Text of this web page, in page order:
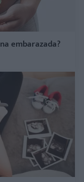
embarazada?